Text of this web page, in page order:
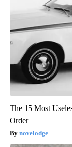
The 15 Most
Order
novelodge